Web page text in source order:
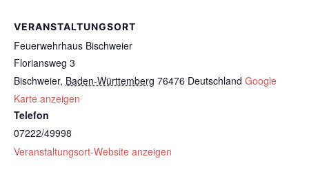
VERANSTALTUNGSORT
Feuerwehrhaus Bischweier
Floriansweg 3
Bischweier, Baden-Württemberg 76476 Deutschland Google
Karte anzeigen
Telefon
07222/49998
Veranstaltungsort-Website anzeigen